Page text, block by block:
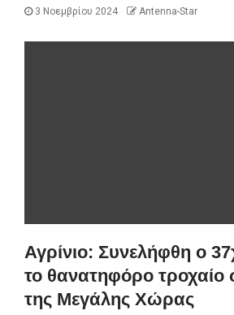
3 Νοεμβρίου 2024 Antenna-Star
Αγρίνιο: Συνελήφθη ο
το θανατηφόρο τροχαίο
της Μεγάλης Χώρας